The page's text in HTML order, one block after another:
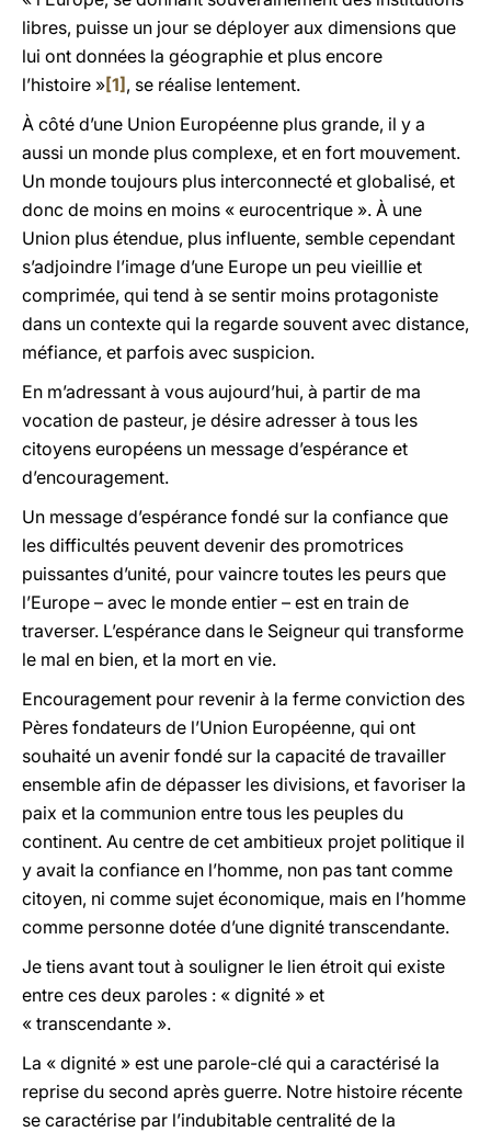
libres, puisse un jour se déployer aux dimensions que
lui ont données la géographie et plus encore
l’histoire »[1] , se réalise lentement.
À côté d’une Union Européenne plus grande, il y a
aussi un monde plus complexe, et en fort mouvement.
Un monde toujours plus interconnecté et globalisé, et
donc de moins en moins « eurocentrique ». À une
Union plus étendue, plus influente, semble cependant
s’adjoindre l’image d’une Europe un peu vieillie et
comprimée, qui tend à se sentir moins protagoniste
dans un contexte qui la regarde souvent avec distance,
méfiance, et parfois avec suspicion.
En m’adressant à vous aujourd’hui, à partir de ma
vocation de pasteur, je désire adresser à tous les
citoyens européens un message d’espérance et
d’encouragement.
Un message d’espérance fondé sur la confiance que
les difficultés peuvent devenir des promotrices
puissantes d’unité, pour vaincre toutes les peurs que
l’Europe – avec le monde entier – est en train de
traverser. L’espérance dans le Seigneur qui transforme
le mal en bien, et la mort en vie.
Encouragement pour revenir à la ferme conviction des
Pères fondateurs de l’Union Européenne, qui ont
souhaité un avenir fondé sur la capacité de travailler
ensemble afin de dépasser les divisions, et favoriser la
paix et la communion entre tous les peuples du
continent. Au centre de cet ambitieux projet politique il
y avait la confiance en l’homme, non pas tant comme
citoyen, ni comme sujet économique, mais en l’homme
comme personne dotée d’une dignité transcendante.
Je tiens avant tout à souligner le lien étroit qui existe
entre ces deux paroles : « dignité » et
« transcendante ».
La « dignité » est une parole-clé qui a caractérisé la
reprise du second après guerre. Notre histoire récente
se caractérise par l’indubitable centralité de la